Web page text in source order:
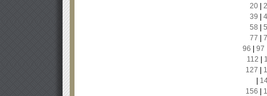
20|
39
58
77
96
97
112
127
156